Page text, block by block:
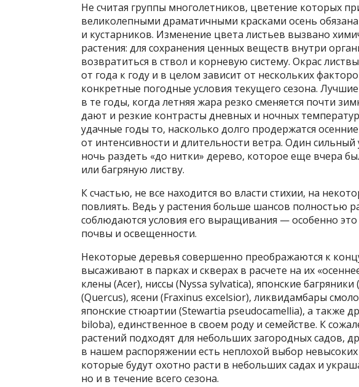
Не считая группы многолетников, цветение которых
великолепными драматичными красками осень
и кустарников. Изменение цвета листьев вызвано
растения: для сохранения ценных веществ внутри
возвратиться в ствол и корневую систему. Окрас
от года к году и в целом зависит от нескольких
конкретные погодные условия текущего сезона.
в те годы, когда летняя жара резко сменяется почти
дают и резкие контрасты дневных и ночных
удачные годы то, насколько долго продержатся
от интенсивности и длительности ветра. Один сильный
ночь раздеть «до нитки» дерево, которое еще вчера
или багряную листву.
К счастью, не все находится во власти стихии, на
повлиять. Ведь у растения больше шансов полностью
соблюдаются условия его выращивания — особенно это
почвы и освещенности.
Некоторые деревья совершенно преображаются к
высаживают в парках и скверах в расчете на их
клены (Acer), ниссы (Nyssa sylvatica), японские
(Quercus), ясени (Fraxinus excelsior), ликвидамбары
японские стюартии (Stewartia pseudocamellia), а также
biloba), единственное в своем роду и семействе. К
растений подходят для небольших загородных садов,
в нашем распоряжении есть неплохой выбор
которые будут охотно расти в небольших садах и
но и в течение всего сезона.